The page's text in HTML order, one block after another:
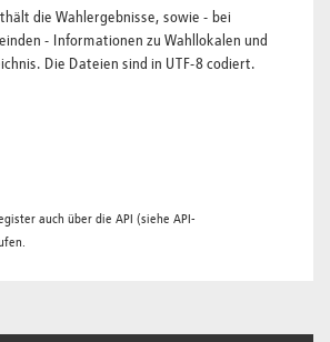
die Wahlergebnisse, sowie - bei
- Informationen zu Wahllokalen und
Die Dateien sind in UTF-8 codiert.
auch über die API (siehe API-